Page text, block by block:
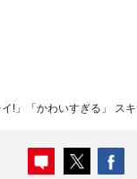
!」「かわいすぎる」 ス